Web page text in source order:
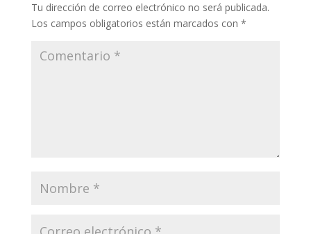
Tu dirección de correo electrónico no será publicada.
Los campos obligatorios están marcados con *